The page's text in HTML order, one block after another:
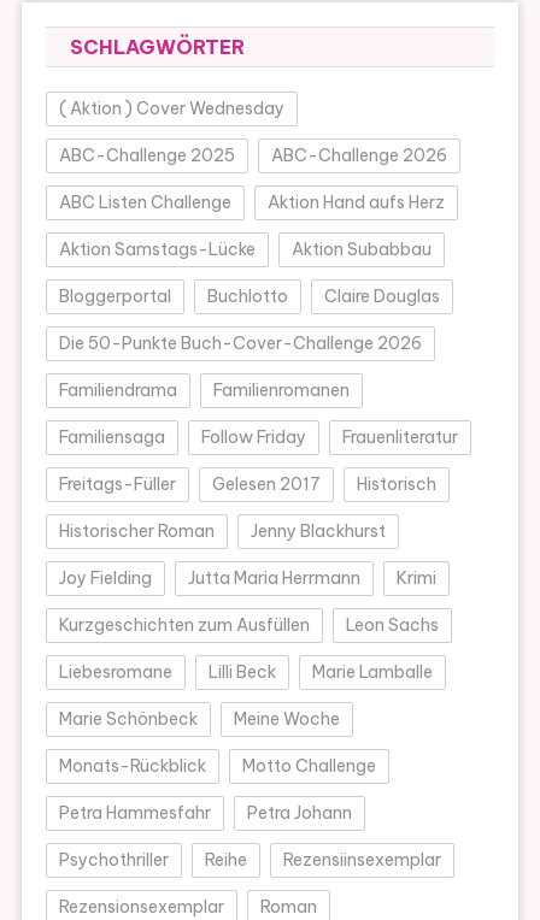
SCHLAGWÖRTER
( Aktion ) Cover Wednesday
ABC-Challenge 2025 ABC-Challenge 2026
ABC Listen Challenge Aktion Hand aufs Herz
Aktion Samstags-Lücke Aktion Subabbau
Bloggerportal Buchlotto Claire Douglas
Die 50-Punkte Buch-Cover-Challenge 2026
Familiendrama Familienromanen
Familiensaga Follow Friday Frauenliteratur
Freitags-Füller Gelesen 2017 Historisch
Historischer Roman Jenny Blackhurst
Joy Fielding Jutta Maria Herrmann Krimi
Kurzgeschichten zum Ausfüllen Leon Sachs
Liebesromane Lilli Beck Marie Lamballe
Marie Schönbeck Meine Woche
Monats-Rückblick Motto Challenge
Petra Hammesfahr Petra Johann
Psychothriller Reihe Rezensiinsexemplar
Rezensionsexemplar Roman